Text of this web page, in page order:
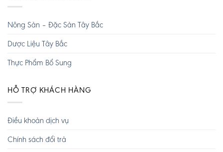
Nông Sản – Đặc Sản Tây Bắc
Dược Liệu Tây Bắc
Thực Phẩm Bổ Sung
HỖ TRỢ KHÁCH HÀNG
Điều khoản dịch vụ
Chính sách đổi trả